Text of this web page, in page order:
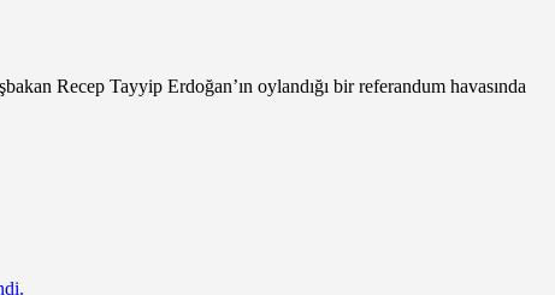
Recep Tayyip Erdoğan’ın oylandığı bir referandum havasında